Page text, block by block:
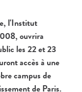
l'Institut
ouvrira
les 22 et 23
accès à une
campus de
de Paris.